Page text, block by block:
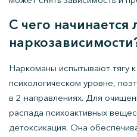
С чего начинается
Наркоманы испытывают тягу
психологическом уровне,
в 2 направлениях. Для
распада психоактивных
детоксикация. Она